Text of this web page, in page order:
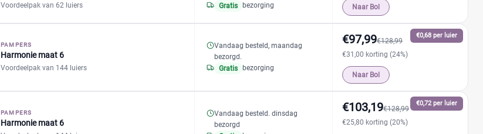
Voordeelpak van 62 luiers
Gratis bezorging Naar Bol
PAMPERS
Harmonie maat 6
Voordeelpak van 144 luiers
Vandaag besteld, maandag
bezorgd.
Gratis bezorging
€0,68 per luier
€97,99€128,99
€31,00 korting (24%)
Naar Bol
PAMPERS
Harmonie maat 6
Vandaag besteld. dinsdag
bezorgd
€0,72 per luier
€103,19€128,99
€25,80 korting (20%)